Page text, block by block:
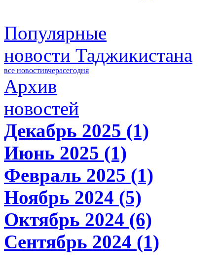
Популярные
новости Таджикистана
все новостивчерасегодня
Архив
новостей
Декабрь 2025 (1)
Июнь 2025 (1)
Февраль 2025 (1)
Ноябрь 2024 (5)
Октябрь 2024 (6)
Сентябрь 2024 (1)